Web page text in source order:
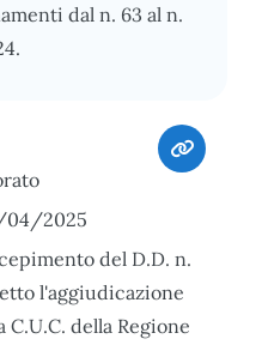
dal n. 63 al n.
04/2025
del D.D. n.
l'aggiudicazione
della Regione